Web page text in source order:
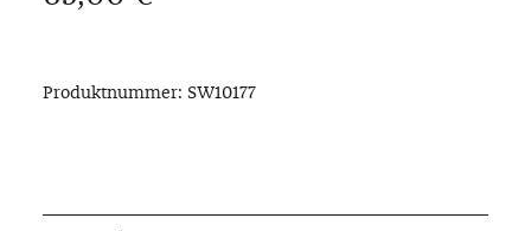
Produktnummer: SW10177